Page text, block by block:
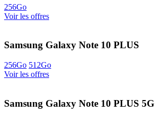
256Go
Voir les offres
Samsung Galaxy Note 10 PLUS
256Go 512Go
Voir les offres
Samsung Galaxy Note 10 PLUS 5G